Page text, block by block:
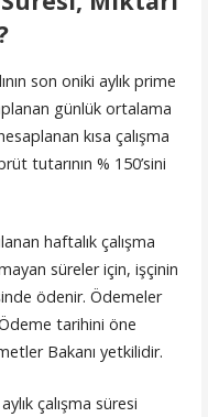
son oniki aylık prime
günlük ortalama
kısa çalışma
tutarının % 150’sini
haftalık çalışma
süreler için, işçinin
ödenir. Ödemeler
Ödeme tarihini öne
Bakanı yetkilidir.
çalışma süresi